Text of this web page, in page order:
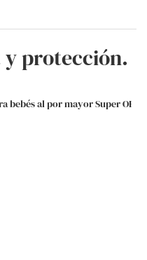
protección.